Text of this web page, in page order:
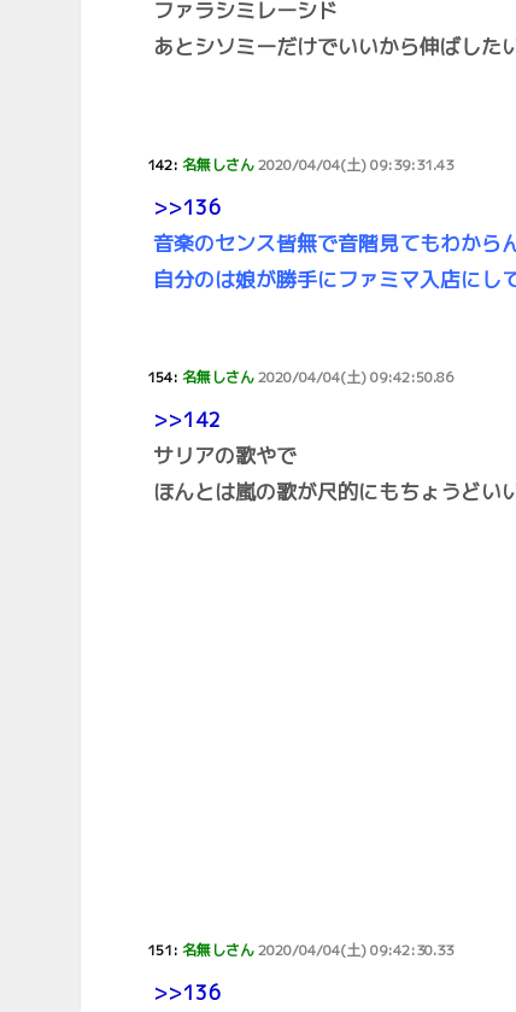
ファラシミレーシド
あとシソミーだけでいいから伸ばした
142:名無しさん2020/04/04(土) 09:39:31.43
>>136
音楽のセンス皆無で音階見てもわから
自分のは娘が勝手にファミマ入店にし
154:名無しさん2020/04/04(土) 09:42:50.86
>>142
サリアの歌やで
ほんとは嵐の歌が尺的にもちょうど
151:名無しさん2020/04/04(土) 09:42:30.33
>>136